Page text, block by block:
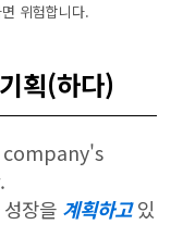
위험합니다.
획(하다)
장을 계획하고있